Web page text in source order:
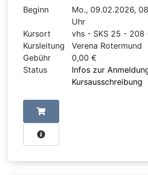
Beginn
Mo., 09.02.2026,
Uhr
Kursort
vhs - SKS 25 - 208
Kursleitung
Verena Rotermund
Gebühr
0,00 €
Status
Infos zur
Kursausschreibung